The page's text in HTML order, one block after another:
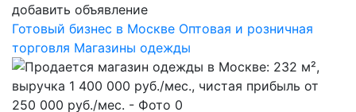
добавить объявление
Готовый бизнес в Москве Оптовая и розничная
торговля Магазины одежды